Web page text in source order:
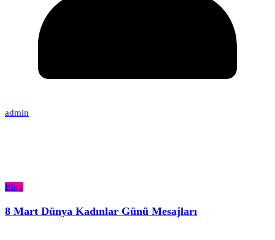
admin
Blog
8 Mart Dünya Kadınlar Günü Mesajları